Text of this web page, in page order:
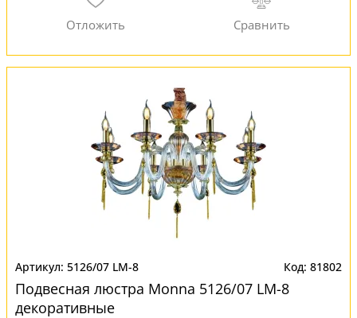
5126/07 LM-8 81802
Подвесная люстра Monna 5126/07 LM-8
декоративные